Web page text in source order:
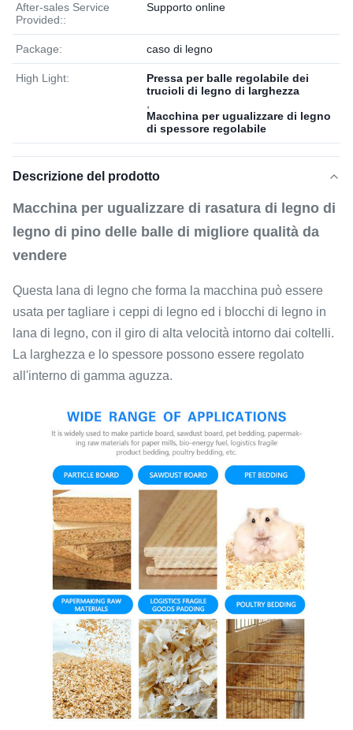
After-sales Service
Provided::
Supporto online
Package: caso di legno
High Light:
Pressa per balle regolabile dei
trucioli di legno di larghezza
Macchina per ugualizzare di legno
di spessore regolabile
Descrizione del prodotto
Macchina per ugualizzare di rasatura di legno di
legno di pino delle balle di migliore qualità da
vendere
Questa lana di legno che forma la macchina può essere
usata per tagliare i ceppi di legno ed i blocchi di legno in
lana di legno, con il giro di alta velocità intorno dai coltelli.
La larghezza e lo spessore possono essere regolato
all'interno di gamma aguzza.